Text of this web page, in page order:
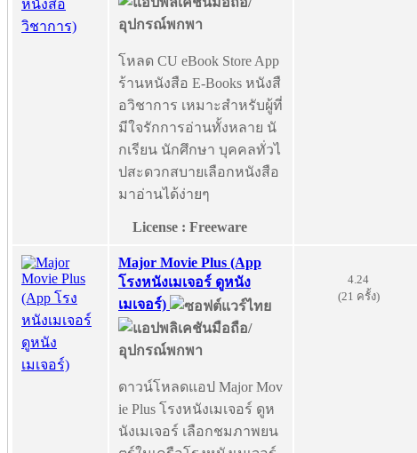
โหลด CU eBook Store App
ร้านหนังสือ E-Books หนังสื
อวิชาการ เหมาะสำหรับผู้ที่
มีใจรักการอ่านทั้งหลาย นั
กเรียน นักศึกษา บุคคลทั่วไ
ปสะดวกสบายเลือกหนังสือ
มาอ่านได้ง่ายๆ
License : Freeware
Major Movie Plus (App
โรงหนังเมเจอร์ ดูหนัง
เมเจอร์)
ดาวน์โหลดแอป Major Mov
ie Plus โรงหนังเมเจอร์ ดูห
นังเมเจอร์ เลือกชมภาพยน
4.24
(21 ครั้ง)